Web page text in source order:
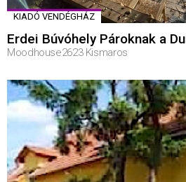
KIADÓ VENDÉGHÁZ
Erdei Búvóhely Pároknak a
Moodhouse2623 Kismaros